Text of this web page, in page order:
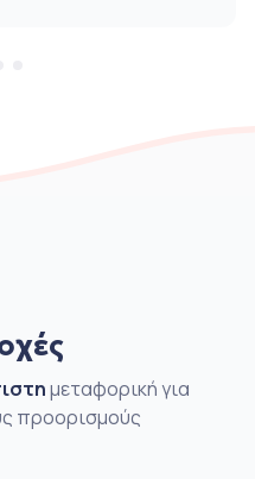
μεταφορική για
προορισμούς